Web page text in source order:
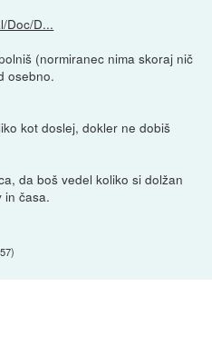
Doc/D...
(normiranec nima skoraj nič
osebno.
kot doslej, dokler ne dobiš
da boš vedel koliko si dolžan
in časa.
)